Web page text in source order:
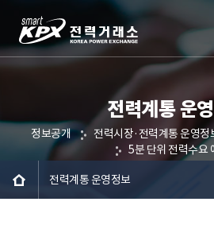
전력계통 운
정보공개 전력시장·전력계통 운영정
5분 단위 전력수요
전력계통 운영정보